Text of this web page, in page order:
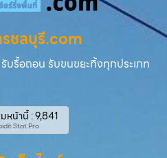
ชลบุรี.com
บรื้อถอน รับขนขยะทิ้งทุกประเภท
หน้านี้ : 9,841
Stat Pro